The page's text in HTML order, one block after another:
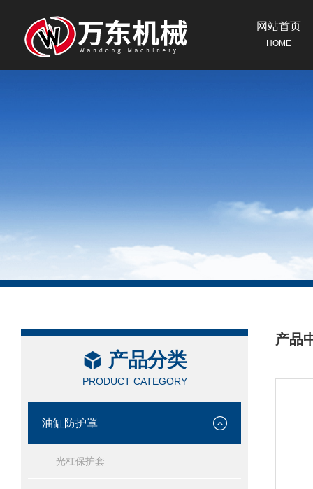
网站首页
HOME
产品分类
PRODUCT CATEGORY
油缸防护罩
光杠保护套
产品
/